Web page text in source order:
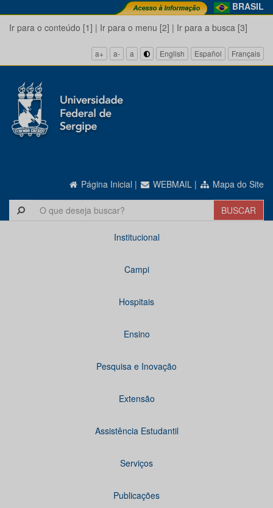
BRASIL
Ir para o conteúdo [1] | Ir para o menu [2] | Ir para a busca [3]
a+ a- a English Español Français
Página Inicial | WEBMAIL | Mapa do Site
Institucional
Campi
Hospitais
Ensino
Pesquisa e Inovação
Extensão
Assistência Estudantil
Serviços
Publicações